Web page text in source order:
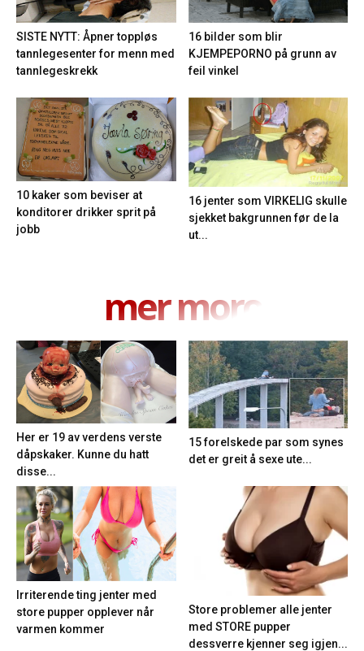
SISTE NYTT: Åpner toppløs
tannlegesenter for menn med
tannlegeskrekk
16 bilder som blir
KJEMPEPORNO på grunn av
feil vinkel
10 kaker som beviser at
konditorer drikker sprit på
jobb
16 jenter som VIRKELIG skulle
sjekket bakgrunnen før de la
ut...
mer moro
Her er 19 av verdens verste
dåpskaker. Kunne du hatt
disse...
15 forelskede par som synes
det er greit å sexe ute...
Irriterende ting jenter med
store pupper opplever når
varmen kommer
Store problemer alle jenter
med STORE pupper
dessverre kjenner seg igjen...